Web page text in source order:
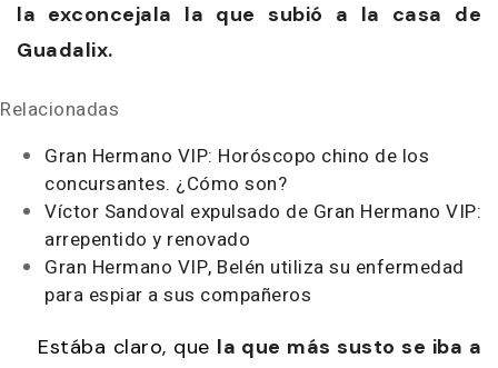
la exconcejala la que subió a la casa de
Guadalix.
Relacionadas
Gran Hermano VIP: Horóscopo chino de los
concursantes. ¿Cómo son?
Víctor Sandoval expulsado de Gran Hermano VIP:
arrepentido y renovado
Gran Hermano VIP, Belén utiliza su enfermedad
para espiar a sus compañeros
Estába claro, que la que más susto se iba a